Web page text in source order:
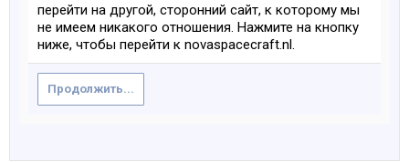
перейти на другой, сторонний сайт, к которому мы
не имеем никакого отношения. Нажмите на кнопку
ниже, чтобы перейти к novaspacecraft.nl.
Продолжить...